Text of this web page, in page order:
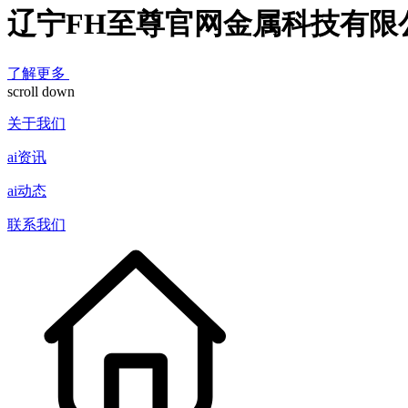
辽宁FH至尊官网金属科技有限
了解更多
scroll down
关于我们
ai资讯
ai动态
联系我们